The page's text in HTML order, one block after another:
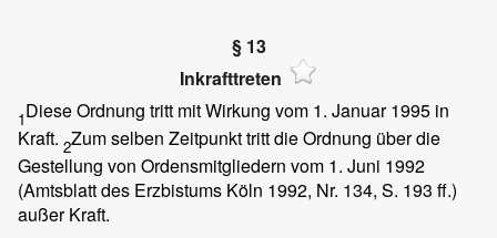
§ 13
Inkrafttreten
1Diese Ordnung tritt mit Wirkung vom 1. Januar 1995 in
Kraft. 2Zum selben Zeitpunkt tritt die Ordnung über die
Gestellung von Ordensmitgliedern vom 1. Juni 1992
(Amtsblatt des Erzbistums Köln 1992, Nr. 134, S. 193 ff.)
außer Kraft.